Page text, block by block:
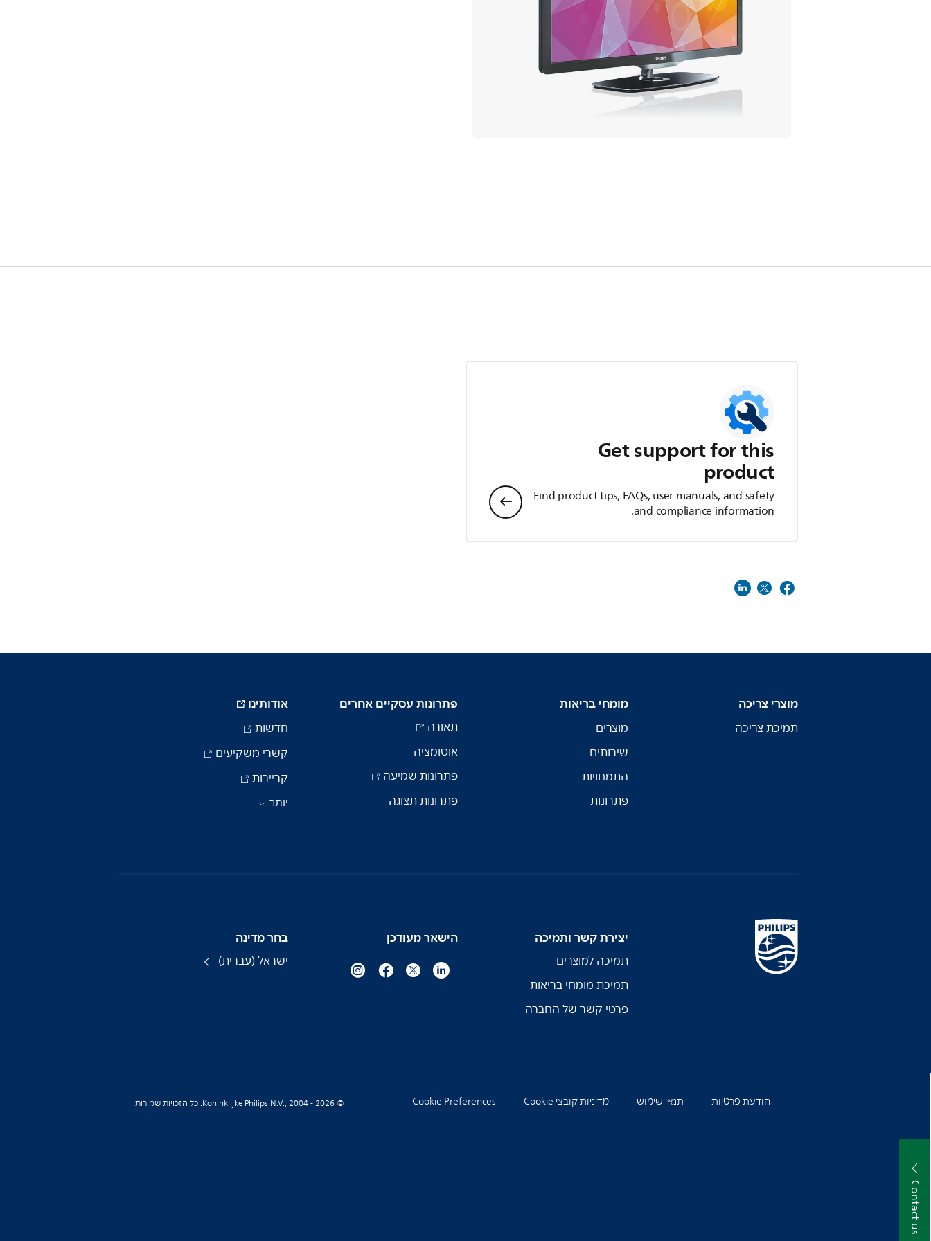
Get support for this
product
Find product tips, FAQs, user manuals, and safety
and compliance information.
מוצרי צריכה
תמיכת צריכה
מומחי בריאות
מוצרים
שירותים
התמחויות
פתרונות
פתרונות עסקיים אחרים
תאורה
אוטומציה
פתרונות שמיעה
פתרונות תצוגה
אודותינו
חדשות
קשרי משקיעים
קריירות
יותר
יצירת קשר ותמיכה
תמיכה למוצרים
תמיכת מומחי בריאות
פרטי קשר של החברה
הישאר מעודכן בחר מדינה
ישראל (עברית)
הודעת פרטיות תנאי שימוש מדיניות קובצי Cookie Cookie Preferences © Koninklijke Philips N.V., 2004 - 2026. כל הזכויות שמורות.
Contact us